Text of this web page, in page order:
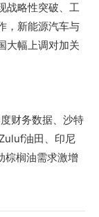
战略性突破、工
，新能源汽车与
大幅上调对加关
财务数据、沙特
油田、印尼
棕榈油需求激增